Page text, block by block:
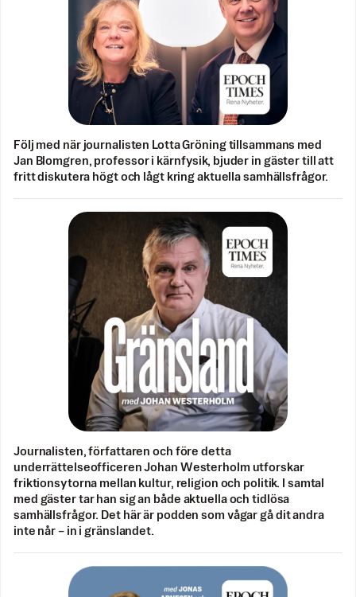
Följ med när journalisten Lotta Gröning tillsammans med
Jan Blomgren, professor i kärnfysik, bjuder in gäster till att
fritt diskutera högt och lågt kring aktuella samhällsfrågor.
Journalisten, författaren och före detta
underrättelseofficeren Johan Westerholm utforskar
friktionsytorna mellan kultur, religion och politik. I samtal
med gäster tar han sig an både aktuella och tidlösa
samhällsfrågor. Det här är podden som vågar gå dit andra
inte når – in i gränslandet.